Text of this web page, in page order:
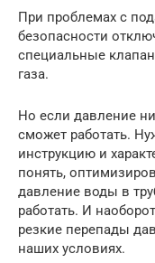
При проблемах с
безопасности
специальные
газа.
Но если давление
сможет работать.
инструкцию и
понять,
давление воды в
работать. И
резкие перепады
наших условиях.